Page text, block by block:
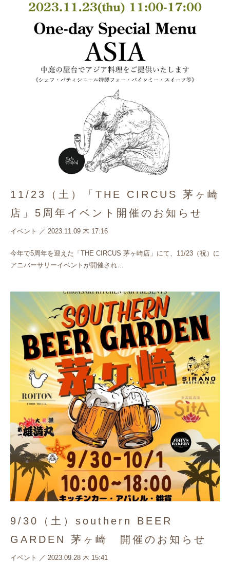
11/23（土）「THE CIRCUS 茅ヶ崎
店」5周年イベント開催のお知らせ
イベント ／ 2023.11.09 木 17:16
今年で5周年を迎えた「THE CIRCUS 茅ヶ崎店」にて、11/23（祝）に
アニバーサリーイベントが開催され…
9/30（土）southern BEER
GARDEN 茅ヶ崎 開催のお知らせ
イベント ／ 2023.09.28 木 15:41